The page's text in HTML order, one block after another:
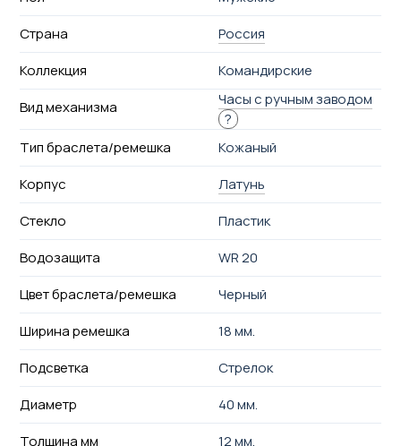
Страна
Россия
Коллекция
Командирские
Вид механизма
Часы с ручным заводом
?
Тип браслета/ремешка
Кожаный
Корпус
Латунь
Стекло
Пластик
Водозащита
WR 20
Цвет браслета/ремешка
Черный
Ширина ремешка
18 мм.
Подсветка
Стрелок
Диаметр
40 мм.
Толщина мм
12 мм.